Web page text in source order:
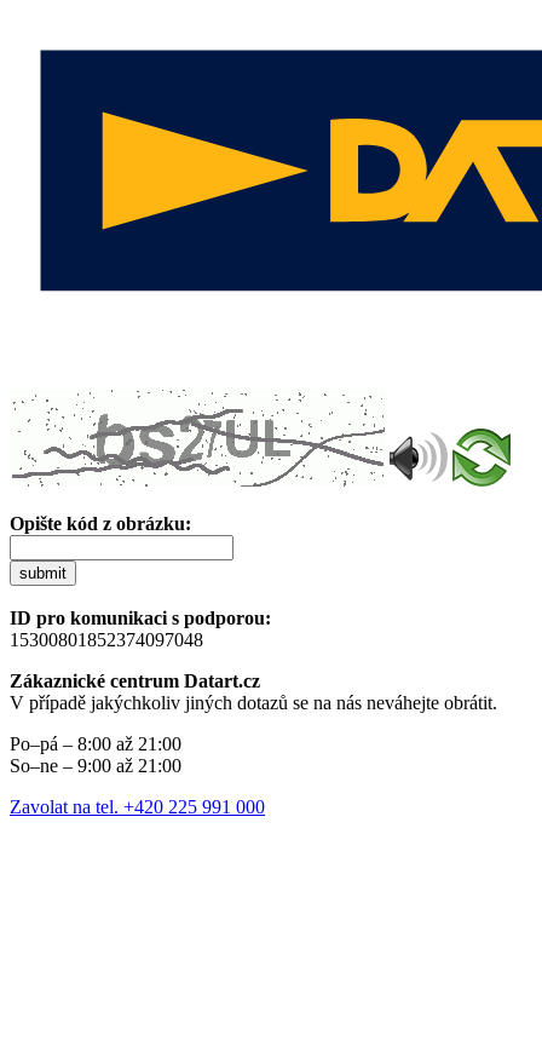
Opište kód z obrázku:
submit
ID pro komunikaci s podporou:
15300801852374097048
Zákaznické centrum Datart.cz
V případě jakýchkoliv jiných dotazů se na nás neváhejte obrátit.
Po–pá – 8:00 až 21:00
So–ne – 9:00 až 21:00
Zavolat na tel. +420 225 991 000